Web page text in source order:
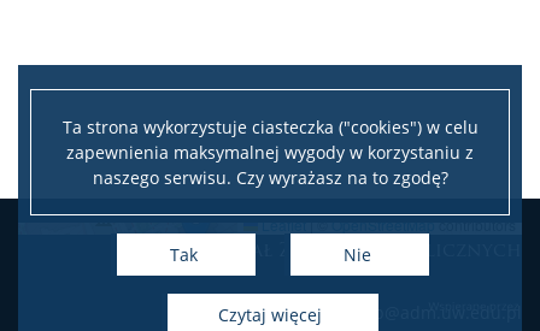
Ta strona wykorzystuje ciasteczka ("cookies") w celu
zapewnienia maksymalnej wygody w korzystaniu z
naszego serwisu. Czy wyrażasz na to zgodę?
Tak Nie
czytaj więcej
Dział Zamówień Publicznych
e-mail: dzp@adm.uw.edu.pl